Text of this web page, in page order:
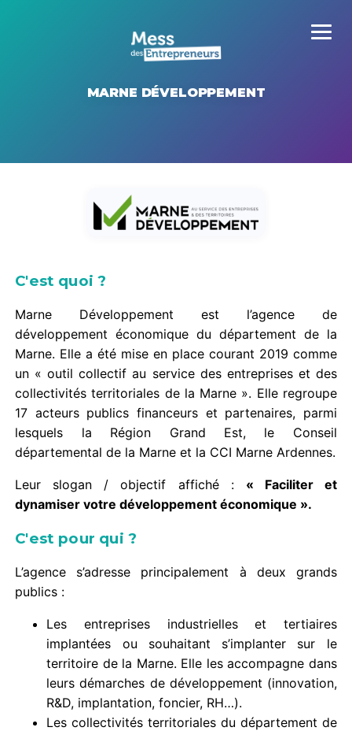
MARNE DÉVELOPPEMENT
C'est quoi ?
Marne Développement est l’agence de
développement économique du département de la
Marne. Elle a été mise en place courant 2019 comme
un « outil collectif au service des entreprises et des
collectivités territoriales de la Marne ». Elle regroupe
17 acteurs publics financeurs et partenaires, parmi
lesquels la Région Grand Est, le Conseil
départemental de la Marne et la CCI Marne Ardennes.
Leur slogan / objectif affiché : « Faciliter et
dynamiser votre développement économique ».
C'est pour qui ?
L’agence s’adresse principalement à deux grands
publics :
Les entreprises industrielles et tertiaires
implantées ou souhaitant s’implanter sur le
territoire de la Marne. Elle les accompagne dans
leurs démarches de développement (innovation,
R&D, implantation, foncier, RH…).
Les collectivités territoriales du département de